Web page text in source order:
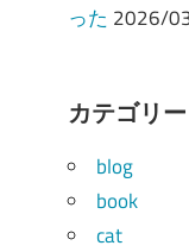
った 2026/
カテゴリー
blog
book
cat